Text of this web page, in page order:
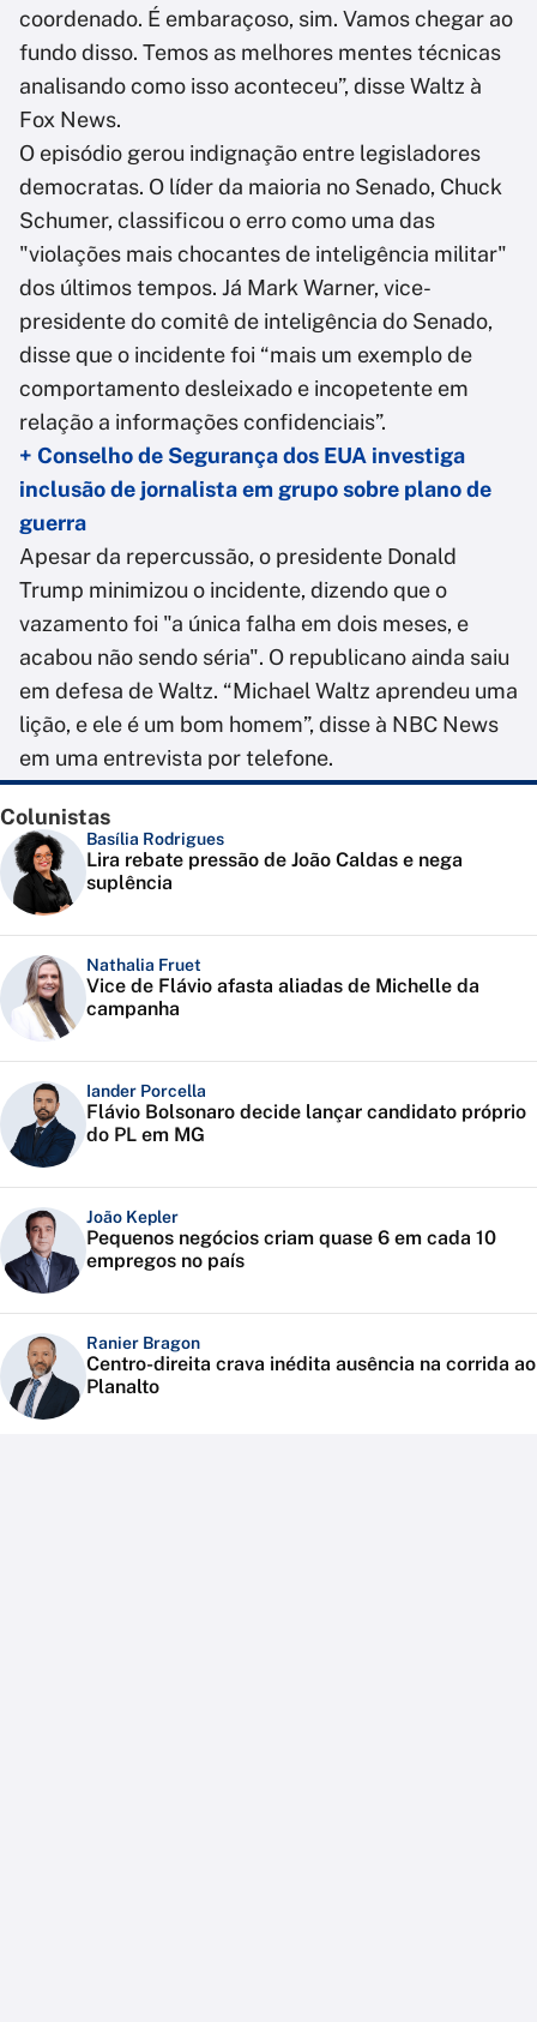
coordenado. É embaraçoso, sim. Vamos chegar ao
fundo disso. Temos as melhores mentes técnicas
analisando como isso aconteceu”, disse Waltz à
Fox News.
O episódio gerou indignação entre legisladores
democratas. O líder da maioria no Senado, Chuck
Schumer, classificou o erro como uma das
"violações mais chocantes de inteligência militar"
dos últimos tempos. Já Mark Warner, vice-
presidente do comitê de inteligência do Senado,
disse que o incidente foi “mais um exemplo de
comportamento desleixado e incopetente em
relação a informações confidenciais”.
+ Conselho de Segurança dos EUA investiga
inclusão de jornalista em grupo sobre plano de
guerra
Apesar da repercussão, o presidente Donald
Trump minimizou o incidente, dizendo que o
vazamento foi "a única falha em dois meses, e
acabou não sendo séria". O republicano ainda saiu
em defesa de Waltz. “Michael Waltz aprendeu uma
lição, e ele é um bom homem”, disse à NBC News
em uma entrevista por telefone.
Colunistas
Basília Rodrigues
Lira rebate pressão de João Caldas e nega
suplência
Nathalia Fruet
Vice de Flávio afasta aliadas de Michelle da
campanha
Iander Porcella
Flávio Bolsonaro decide lançar candidato próprio
do PL em MG
João Kepler
Pequenos negócios criam quase 6 em cada 10
empregos no país
Ranier Bragon
Centro-direita crava inédita ausência na corrida ao
Planalto